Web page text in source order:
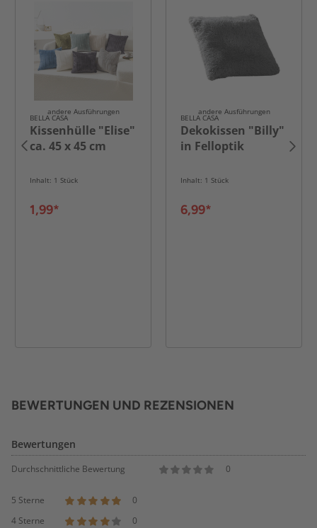
andere Ausführungen
BELLA CASA
Kissenhülle "Elise"
ca. 45 x 45 cm
Inhalt: 1 Stück
1,99*
andere Ausführungen
BELLA CASA
Dekokissen "Billy"
in Felloptik
Inhalt: 1 Stück
6,99*
BEWERTUNGEN UND REZENSIONEN
Bewertungen
Durchschnittliche Bewertung 0
5 Sterne
0
4 Sterne
0